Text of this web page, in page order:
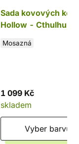
Sada kovových
Hollow - Cthulhu k6
Mosazná
1 099 Kč
skladem
Vyber barvu